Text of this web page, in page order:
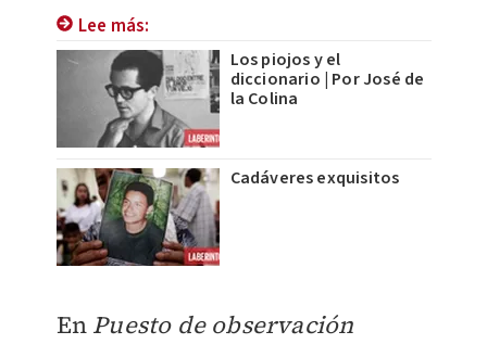
Lee más:
Los piojos y el
diccionario | Por José de
la Colina
Cadáveres exquisitos
En Puesto de observación